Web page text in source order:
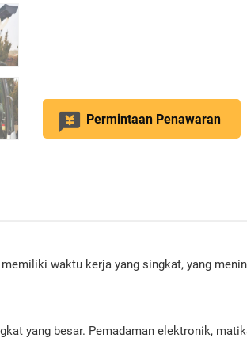
Permintaan Penawaran
waktu kerja yang singkat, yang
yang besar. Pemadaman elektronik,